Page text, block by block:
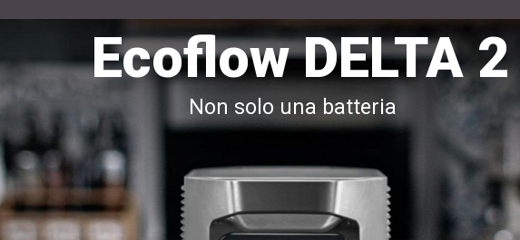
Ecoflow DELTA 2
Non solo una batteria